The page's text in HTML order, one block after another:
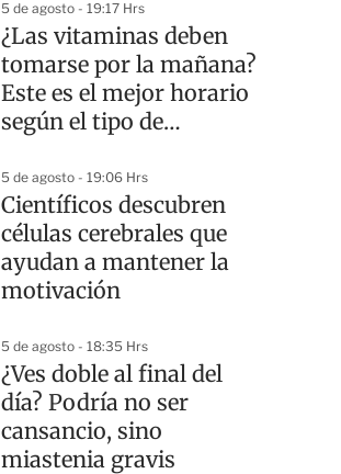
5 de agosto - 19:17 Hrs
¿Las vitaminas deben
tomarse por la mañana?
Este es el mejor horario
según el tipo de
5 de agosto - 19:06 Hrs
Científicos descubren
células cerebrales que
ayudan a mantener la
motivación
5 de agosto - 18:35 Hrs
¿Ves doble al final del
día? Podría no ser
cansancio, sino
miastenia gravis